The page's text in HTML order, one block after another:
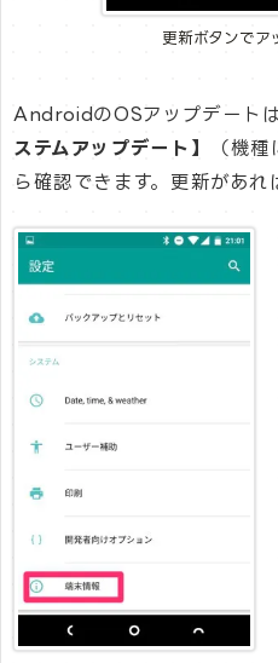
更新ボタンでア
AndroidのOSアップデートは
ステムアップデート】
（機
ら確認できます。更新があれ